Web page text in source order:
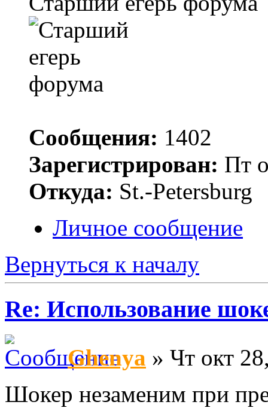
Сообщения: 1402
Зарегистрирован: Пт
Откуда: St.-Petersburg
Личное сообщение
Вернуться к началу
Re: Использование
Ghenya » Чт окт
Шокер незаменим при